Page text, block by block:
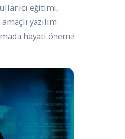
eğitimi,
yazılım
hayati öneme